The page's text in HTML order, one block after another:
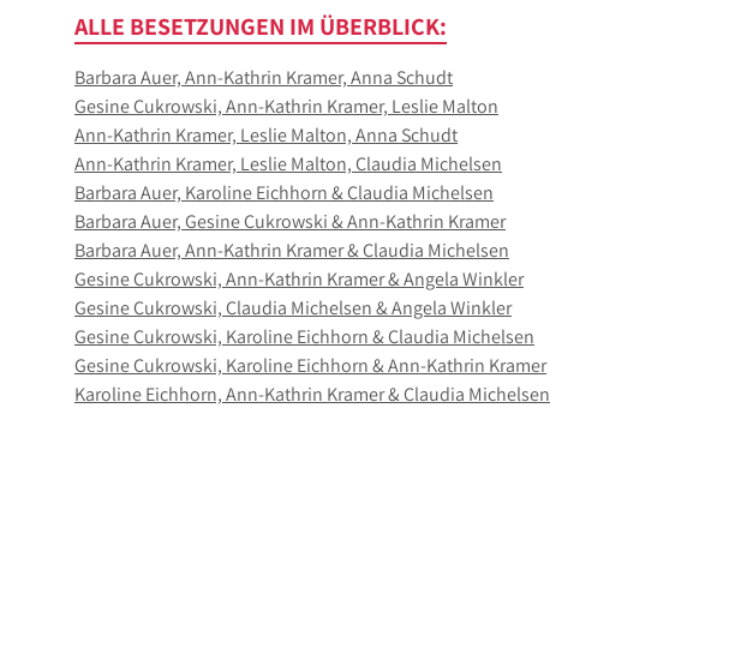
ALLE BESETZUNGEN IM ÜBERBLICK:
Barbara Auer, Ann-Kathrin Kramer, Anna Schudt
Gesine Cukrowski, Ann-Kathrin Kramer, Leslie Malton
Ann-Kathrin Kramer, Leslie Malton, Anna Schudt
Ann-Kathrin Kramer, Leslie Malton, Claudia Michelsen
Barbara Auer, Karoline Eichhorn & Claudia Michelsen
Barbara Auer, Gesine Cukrowski & Ann-Kathrin Kramer
Barbara Auer, Ann-Kathrin Kramer & Claudia Michelsen
Gesine Cukrowski, Ann-Kathrin Kramer & Angela Winkler
Gesine Cukrowski, Claudia Michelsen & Angela Winkler
Gesine Cukrowski, Karoline Eichhorn & Claudia Michelsen
Gesine Cukrowski, Karoline Eichhorn & Ann-Kathrin Kramer
Karoline Eichhorn, Ann-Kathrin Kramer & Claudia Michelsen